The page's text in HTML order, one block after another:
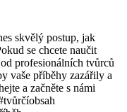
skvělý postup, jak
se chcete naučit
profesionálních tvůrců
vaše příběhy zazářily a
a začněte s námi